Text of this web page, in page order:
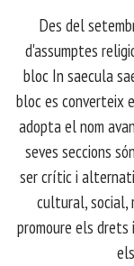
Des del
d'assumptes
bloc In saecula
bloc es converteix
adopta el nom
seves seccions
ser crític i
cultural, social,
promoure els